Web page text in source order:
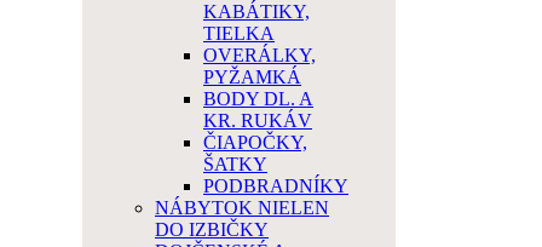
KABÁTIKY,
TIELKA
OVERÁLKY,
PYŽAMKÁ
BODY DL. A
KR. RUKÁV
ČIAPOČKY,
ŠATKY
PODBRADNÍKY
NÁBYTOK NIELEN
DO IZBIČKY